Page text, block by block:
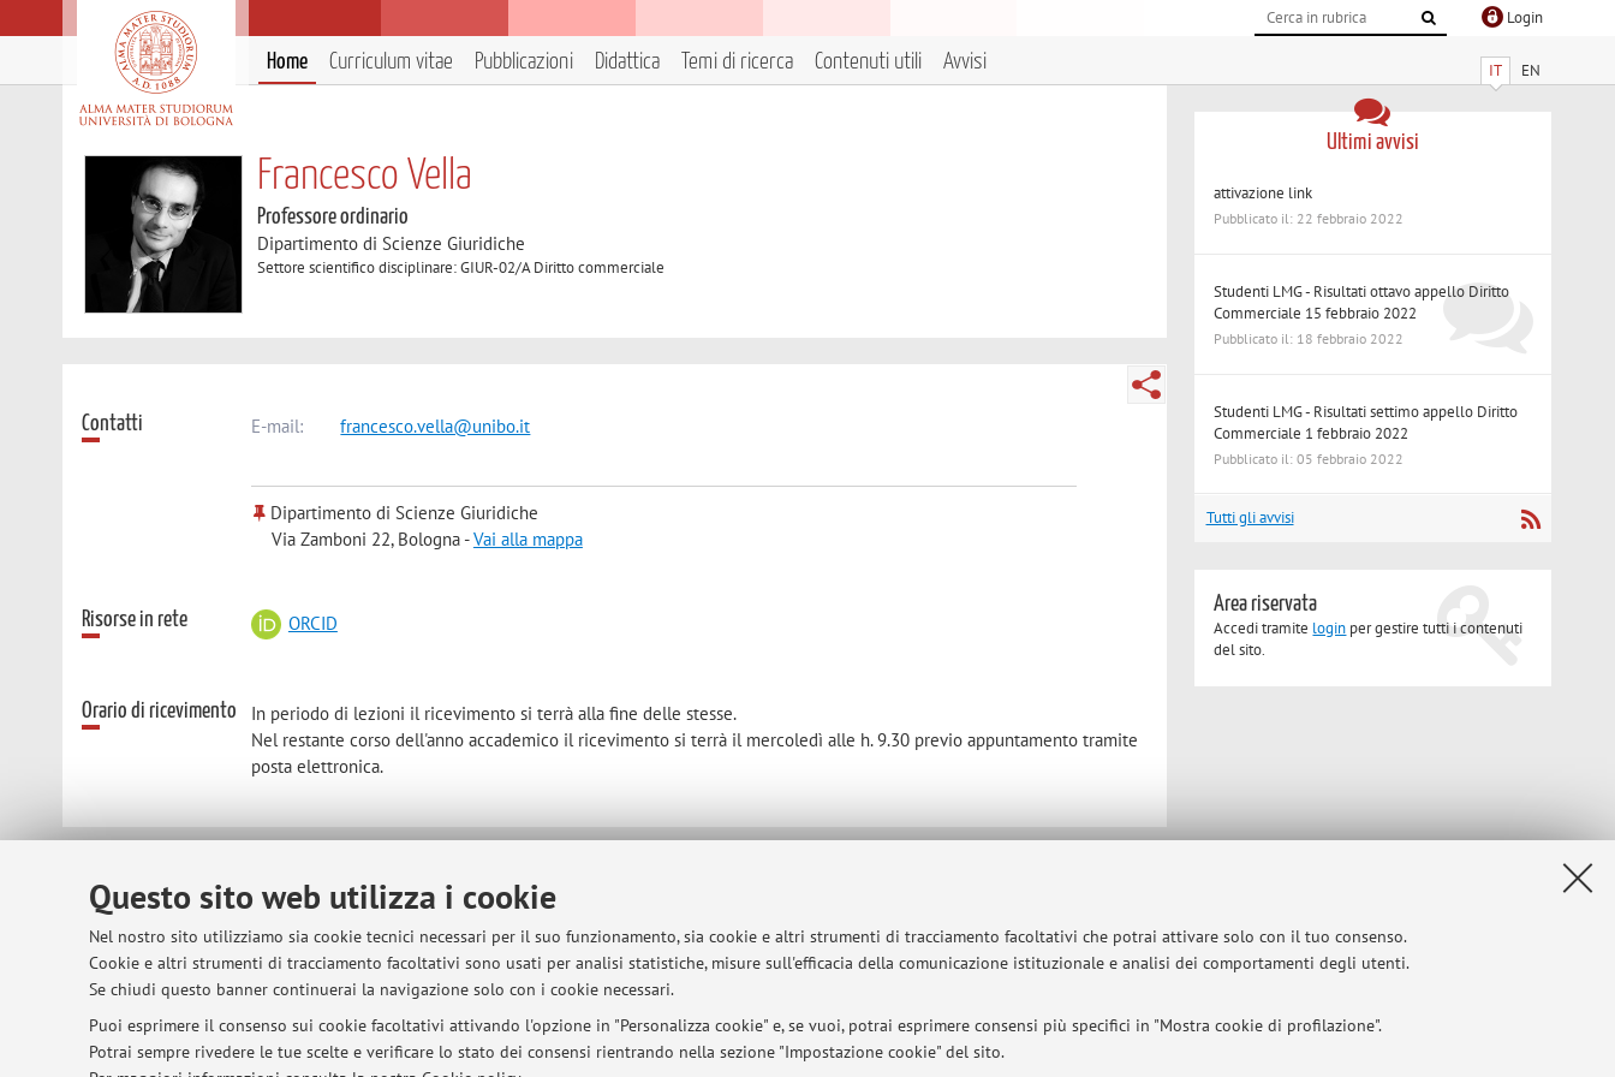
Questo sito web utilizza i cookie
Nel nostro sito utilizziamo sia cookie tecnici necessari per il suo funzionamento, sia cookie e altri strumenti di tracciamento facoltativi che potrai attivare solo con il tuo consenso.
Cookie e altri strumenti di tracciamento facoltativi sono usati per analisi statistiche, misure sull'efficacia della comunicazione istituzionale e analisi dei comportamenti degli utenti.
Se chiudi questo banner continuerai la navigazione solo con i cookie necessari.
Puoi esprimere il consenso sui cookie facoltativi attivando l'opzione in "Personalizza cookie" e, se vuoi, potrai esprimere consensi più specifici in "Mostra cookie di profilazione".
Potrai sempre rivedere le tue scelte e verificare lo stato dei consensi rientrando nella sezione "Impostazione cookie" del sito.
Login
IT EN
Home Curriculum vitae Pubblicazioni Didattica Temi di ricerca Contenuti utili Avvisi
Francesco Vella
Professore ordinario
Dipartimento di Scienze Giuridiche
Settore scientifico disciplinare: GIUR-02/A Diritto commerciale
Contatti E-mail: francesco.vella@unibo.it
Dipartimento di Scienze Giuridiche
Via Zamboni 22, Bologna -Vai alla mappa
Risorse in rete ORCID
Orario di ricevimento
In periodo di lezioni il ricevimento si terrà alla fine delle stesse.
Nel restante corso dell'anno accademico il ricevimento si terrà il mercoledì alle h. 9.30 previo appuntamento tramite
posta elettronica.
Ultimi avvisi
attivazione link
Pubblicato il: 22 febbraio 2022
Studenti LMG - Risultati ottavo appello Diritto
Commerciale 15 febbraio 2022
Pubblicato il: 18 febbraio 2022
Studenti LMG - Risultati settimo appello Diritto
Commerciale 1 febbraio 2022
Pubblicato il: 05 febbraio 2022
Tutti gli avvisi
Area riservata
Accedi tramite login per gestire tutti i contenuti
del sito.
© 2026 - ALMA MATER STUDIORUM - Università di Bologna - Via Zamboni, 33 - 40126 Bologna - Partita IVA: 01131710376